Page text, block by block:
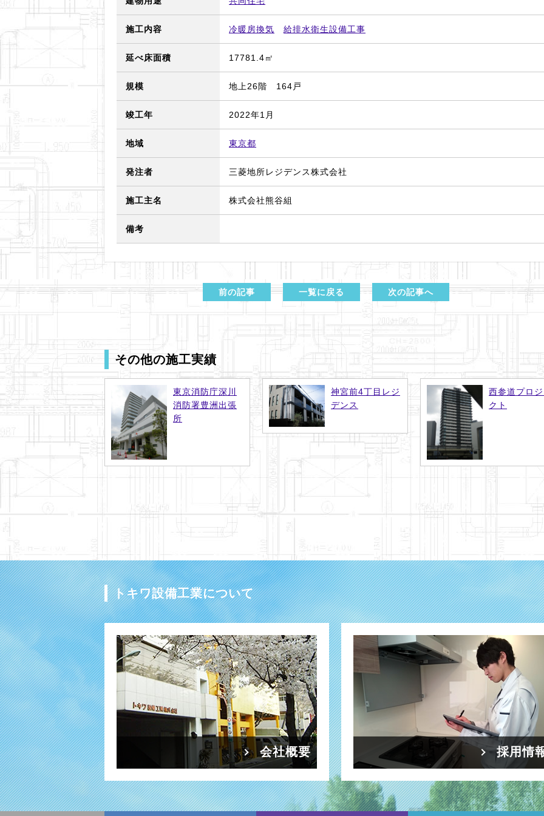
施工内容 冷暖房換気 給排水衛生設備工事
延べ床面積 17781.4㎡
規模 地上26階 164戸
竣工年 2022年1月
地域 東京都
発注者 三菱地所レジデンス株式会社
施工主名 株式会社熊谷組
備考
前の記事 次の記事へ
一覧に戻る
その他の施工実績
東京消防庁深川
消防署豊洲出張
所
神宮前4丁目レジ
デンス
西参道プロ
クト
トキワ設備工業について
会社概要 採用情